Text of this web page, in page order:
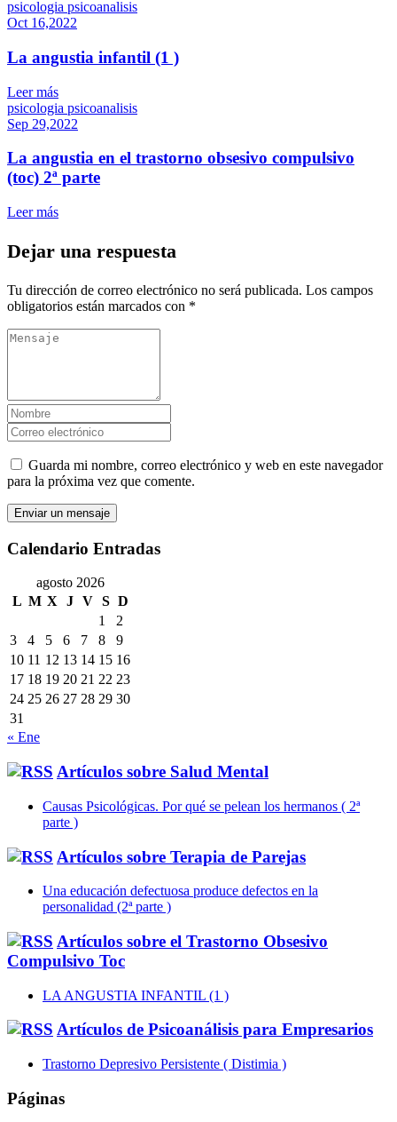
psicologia psicoanalisis
Oct 16,2022
La angustia infantil (1 )
Leer más
psicologia psicoanalisis
Sep 29,2022
La angustia en el trastorno obsesivo compulsivo
(toc) 2ª parte
Leer más
Dejar una respuesta
Tu dirección de correo electrónico no será publicada. Los campos
obligatorios están marcados con *
Guarda mi nombre, correo electrónico y web en este navegador
para la próxima vez que comente.
Calendario Entradas
agosto 2026
L M X J V S D
1
2
3
4 5 6 7 8
9
10 11 12 13 14 15 16
17 18 19 20 21 22 23
24 25 26 27 28 29 30
31
« Ene
Artículos sobre Salud Mental
Causas Psicológicas. Por qué se pelean los hermanos ( 2ª
parte )
Artículos sobre Terapia de Parejas
Una educación defectuosa produce defectos en la
personalidad (2ª parte )
Artículos sobre el Trastorno Obsesivo
Compulsivo Toc
LA ANGUSTIA INFANTIL (1 )
Artículos de Psicoanálisis para Empresarios
Trastorno Depresivo Persistente ( Distimia )
Páginas